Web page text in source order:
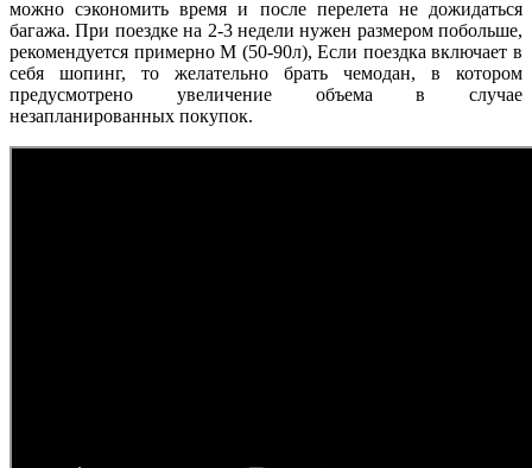
можно сэкономить время и после перелета не дожидаться
багажа. При поездке на 2-3 недели нужен размером побольше,
рекомендуется примерно М (50-90л), Если поездка включает в
себя шопинг, то желательно брать чемодан, в котором
предусмотрено увеличение объема в случае
незапланированных покупок.